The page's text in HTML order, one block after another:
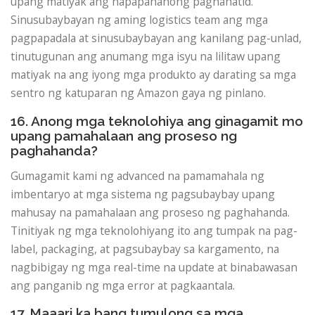
Sinusubaybayan ng aming logistics team ang mga
pagpapadala at sinusubaybayan ang kanilang pag-unlad,
tinutugunan ang anumang mga isyu na lilitaw upang
matiyak na ang iyong mga produkto ay darating sa mga
sentro ng katuparan ng Amazon gaya ng pinlano.
16. Anong mga teknolohiya ang ginagamit mo
upang pamahalaan ang proseso ng
paghahanda?
Gumagamit kami ng advanced na pamamahala ng
imbentaryo at mga sistema ng pagsubaybay upang
mahusay na pamahalaan ang proseso ng paghahanda.
Tinitiyak ng mga teknolohiyang ito ang tumpak na pag-
label, packaging, at pagsubaybay sa kargamento, na
nagbibigay ng mga real-time na update at binabawasan
ang panganib ng mga error at pagkaantala.